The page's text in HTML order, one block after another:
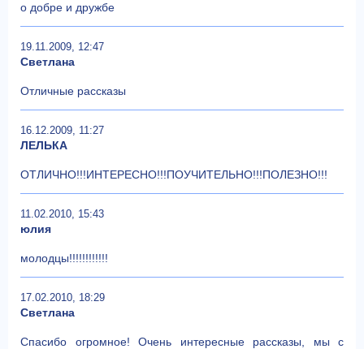
о добре и дружбе
19.11.2009, 12:47
Светлана
Отличные рассказы
16.12.2009, 11:27
ЛЕЛЬКА
ОТЛИЧНО!!!ИНТЕРЕСНО!!!ПОУЧИТЕЛЬНО!!!ПОЛЕЗНО!!!
11.02.2010, 15:43
юлия
молодцы!!!!!!!!!!!!
17.02.2010, 18:29
Светлана
Спасибо огромное! Очень интересные рассказы, мы с